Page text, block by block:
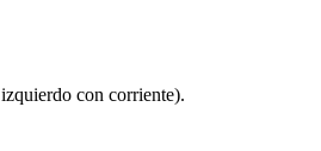
con corriente).